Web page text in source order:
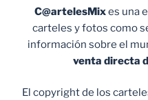
C@artelesMixes una
carteles y fotos como
información sobre el
venta directa
El copyright de los